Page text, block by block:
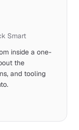
Smart
inside a one-
the
and tooling